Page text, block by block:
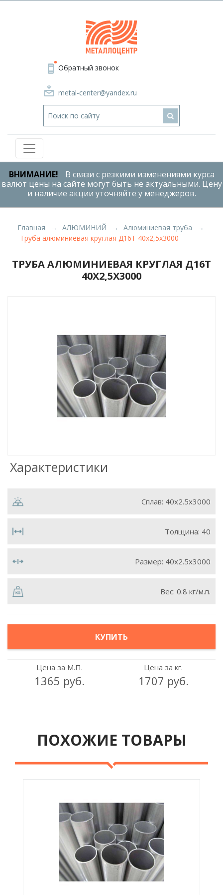
Обратный звонок
metal-center@yandex.ru
ВНИМАНИЕ!
В связи с резкими изменениями курса
валют цены на сайте могут быть не актуальными. Цену
и наличие акции уточняйте у менеджеров.
Главная АЛЮМИНИЙ
Алюминиевая труба
Труба алюминиевая круглая Д16Т 40x2,5x3000
ТРУБА АЛЮМИНИЕВАЯ КРУГЛАЯ Д16Т
40X2,5X3000
Характеристики
Сплав: 40x2.5x3000
Толщина: 40
Размер: 40х2.5х3000
Вес: 0.8 кг/м.п.
КУПИТЬ
Цена за М.П.
1365 руб.
Цена за кг.
1707 руб.
ПОХОЖИЕ ТОВАРЫ